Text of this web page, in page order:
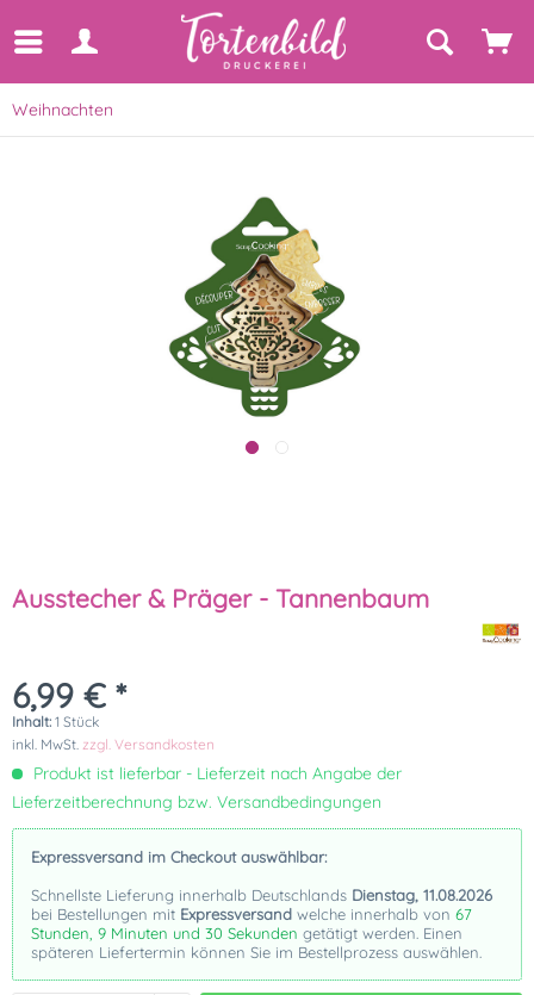
Weihnachten
Ausstecher & Präger - Tannenbaum
6,99 € *
Inhalt: 1 Stück
inkl. MwSt. zzgl. Versandkosten
Produkt ist lieferbar - Lieferzeit nach Angabe der
Lieferzeitberechnung bzw. Versandbedingungen
Expressversand im Checkout auswählbar:
Schnellste Lieferung innerhalb Deutschlands Dienstag, 11.08.2026
bei Bestellungen mit Expressversand welche innerhalb von 67
Stunden, 9 Minuten und 30 Sekunden getätigt werden. Einen
späteren Liefertermin können Sie im Bestellprozess auswählen.